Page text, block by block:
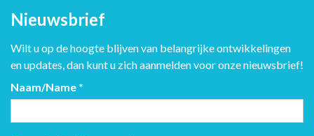
Nieuwsbrief
Wilt u op de hoogte blijven van belangrijke ontwikkelingen
en updates, dan kunt u zich aanmelden voor onze nieuwsbrief!
Naam/Name *